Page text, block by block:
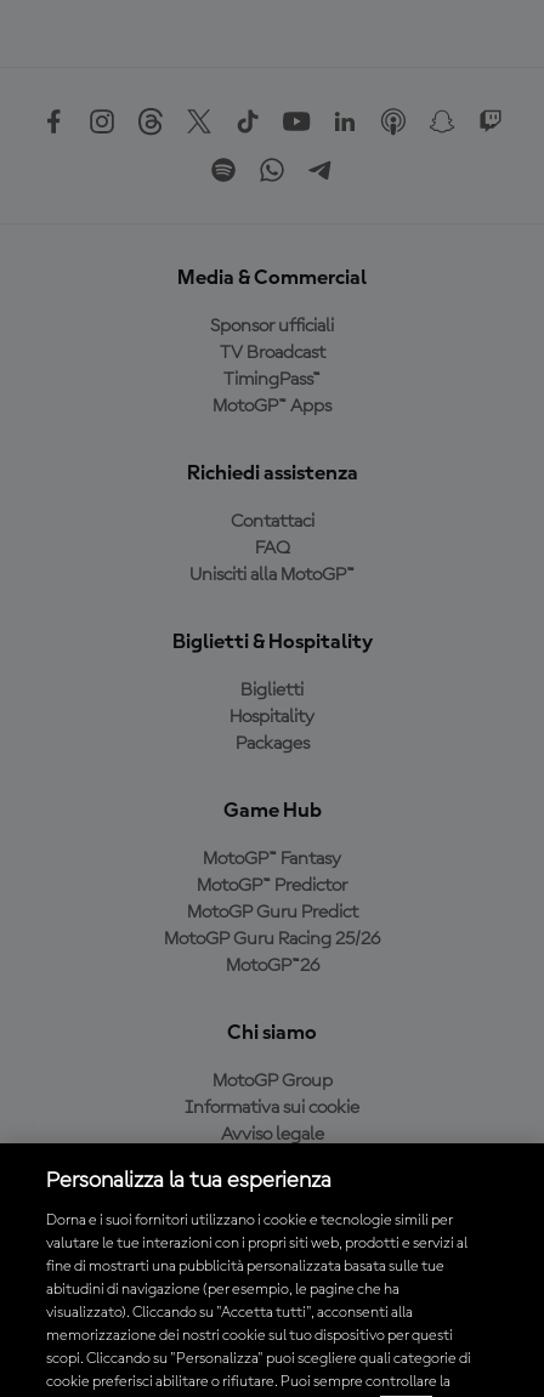
Media & Commercial
Sponsor ufficiali
TV Broadcast
TimingPass™
MotoGP™ Apps
Richiedi assistenza
Contattaci
FAQ
Unisciti alla MotoGP™
Biglietti & Hospitality
Biglietti
Hospitality
Packages
Game Hub
MotoGP™ Fantasy
MotoGP™ Predictor
MotoGP Guru Predict
MotoGP Guru Racing 25/26
MotoGP™26
Chi siamo
MotoGP Group
Informativa sui cookie
Avviso legale
Condizioni di acquisto
Scarica l'app ufficiale MotoGP™
Personalizza la tua esperienza
Dorna e i suoi fornitori utilizzano i cookie e tecnologie simili per
valutare le tue interazioni con i propri siti web, prodotti e servizi al
fine di mostrarti una pubblicità personalizzata basata sulle tue
abitudini di navigazione (per esempio, le pagine che ha
visualizzato). Cliccando su "Accetta tutti", acconsenti alla
memorizzazione dei nostri cookie sul tuo dispositivo per questi
scopi. Cliccando su "Personalizza" puoi scegliere quali categorie di
cookie preferisci abilitare o rifiutare. Puoi sempre controllare la